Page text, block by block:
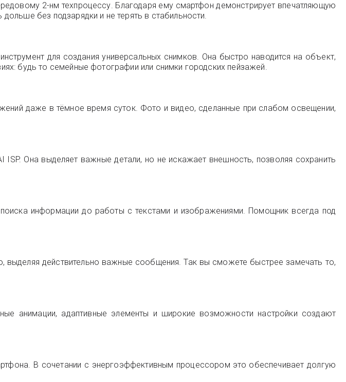
2-нм техпроцессу. Благодаря ему смартфон демонстрирует впечатляющую
без подзарядки и не терять в стабильности.
для создания универсальных снимков. Она быстро наводится на объект,
будь то семейные фотографии или снимки городских пейзажей.
даже в тёмное время суток. Фото и видео, сделанные при слабом освещении,
Она выделяет важные детали, но не искажает внешность, позволяя сохранить
информации до работы с текстами и изображениями. Помощник всегда под
выделяя действительно важные сообщения. Так вы сможете быстрее замечать то,
анимации, адаптивные элементы и широкие возможности настройки создают
В сочетании с энергоэффективным процессором это обеспечивает долгую